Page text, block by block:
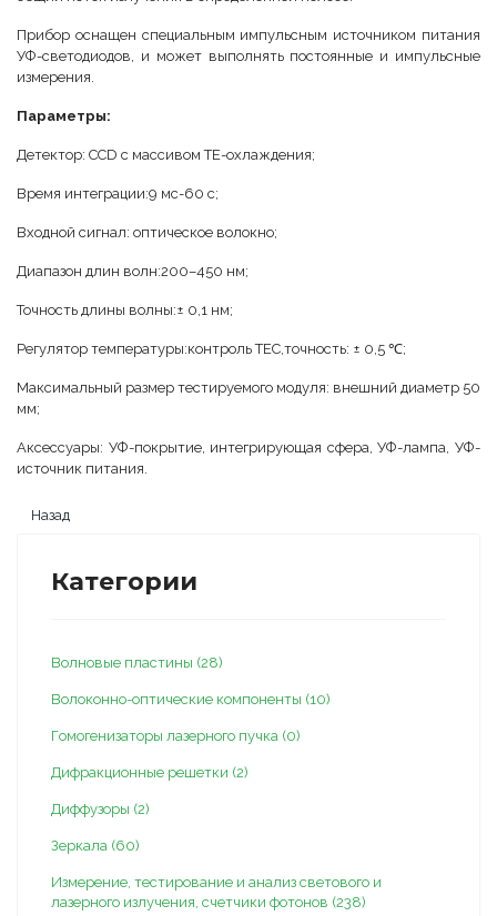
Прибор оснащен специальным импульсным источником питания
УФ-светодиодов, и может выполнять постоянные и импульсные
измерения.
Параметры:
Детектор: CCD с массивом TE-охлаждения;
Время интеграции:9 мс-60 с;
Входной сигнал: оптическое волокно;
Диапазон длин волн:200–450 нм;
Точность длины волны:± 0,1 нм;
Регулятор температуры:контроль TEC,точность: ± 0,5 ℃;
Максимальный размер тестируемого модуля: внешний диаметр 50
мм;
Аксессуары: УФ-покрытие, интегрирующая сфера, УФ-лампа, УФ-
источник питания.
Категории
Волновые пластины (28)
Волоконно-оптические компоненты (10)
Гомогенизаторы лазерного пучка (0)
Дифракционные решетки (2)
Диффузоры (2)
Зеркала (60)
Измерение, тестирование и анализ светового и
лазерного излучения, счетчики фотонов (238)